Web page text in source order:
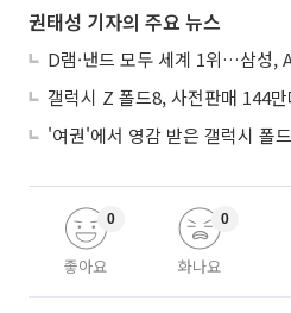
권태성 기자의 주요 뉴스
좋아요
0
화나요
0